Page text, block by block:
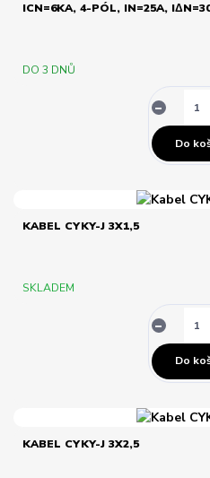
ICN=6KA, 4-PÓL, IN=25A,
DO 3 DNŮ
Do
KABEL CYKY-J 3X1,5
SKLADEM
Do
KABEL CYKY-J 3X2,5